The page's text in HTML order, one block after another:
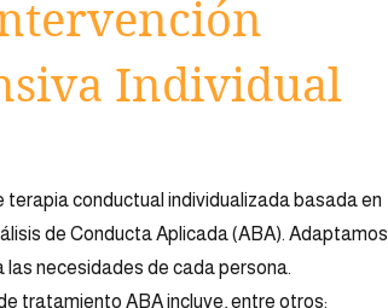
Individual
terapia conductual individualizada basada en
de Conducta Aplicada (ABA). Adaptamos
las necesidades de cada persona.
tratamiento ABA incluye, entre otros: